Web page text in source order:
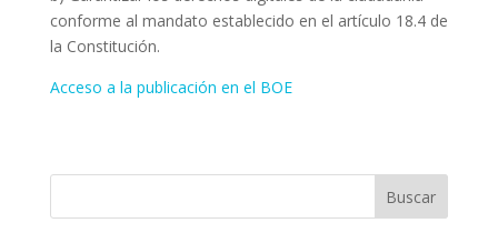
conforme al mandato establecido en el artículo 18.4 de
la Constitución.
Acceso a la publicación en el BOE